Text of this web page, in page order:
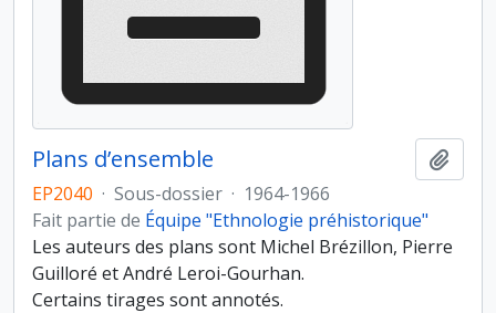
Plans d’ensemble
EP2040 · Sous-dossier · 1964-1966
Fait partie de Équipe "Ethnologie préhistorique"
Les auteurs des plans sont Michel Brézillon, Pierre
Guilloré et André Leroi-Gourhan.
Certains tirages sont annotés.